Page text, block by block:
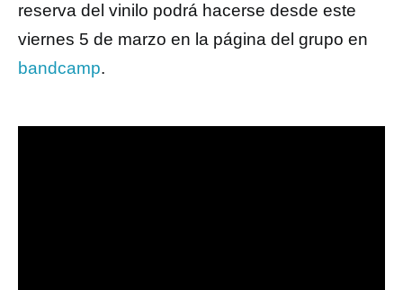
reserva del vinilo podrá hacerse desde este
viernes 5 de marzo en la página del grupo en
bandcamp.